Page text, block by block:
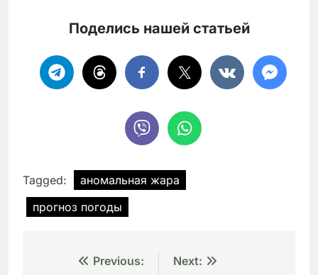
Поделись нашей статьей
Tagged:
аномальная жара
прогноз погоды
Навигация
Previous:
Next: